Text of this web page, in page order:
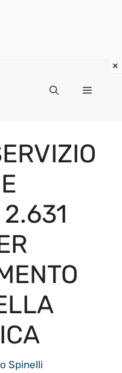
MENU
Spinelli